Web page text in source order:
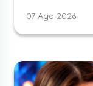
07 Ago 2026